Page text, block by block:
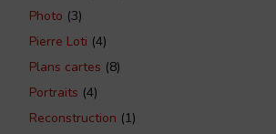
Photo (3)
Pierre Loti (4)
Plans cartes (8)
Portraits (4)
Reconstruction (1)